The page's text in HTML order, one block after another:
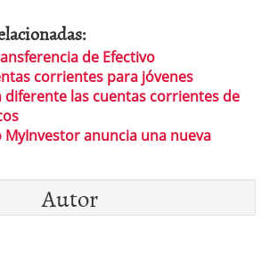
de Efectivo
corrientes para jóvenes
diferente las cuentas corrientes de
MyInvestor anuncia una nueva
Autor